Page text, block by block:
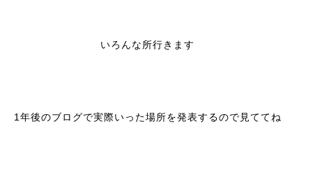
いろんな所行きます
1年後のブログで実際いった場所を発表するので見ててね